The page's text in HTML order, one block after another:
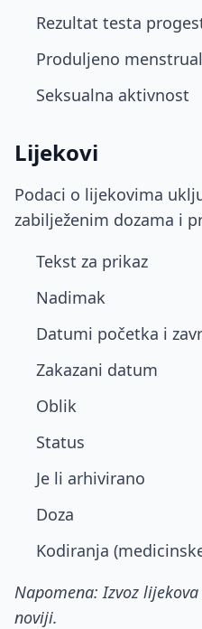
Rezultat testa
Produljeno
Seksualna aktivnost
Lijekovi
Podaci o lijekovima
zabilježenim dozama i
Tekst za prikaz
Nadimak
Datumi početka i
Zakazani datum
Oblik
Status
Je li arhivirano
Doza
Kodiranja
Napomena: Izvoz
noviji.